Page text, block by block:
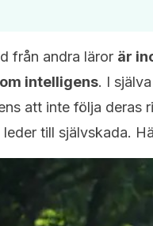
från andra läror är
intelligens. I
att inte följa deras
till självskada.